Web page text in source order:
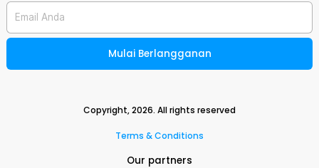
Email Anda
Mulai Berlangganan
Copyright,2026. All rights reserved
Terms & Conditions
Our partners